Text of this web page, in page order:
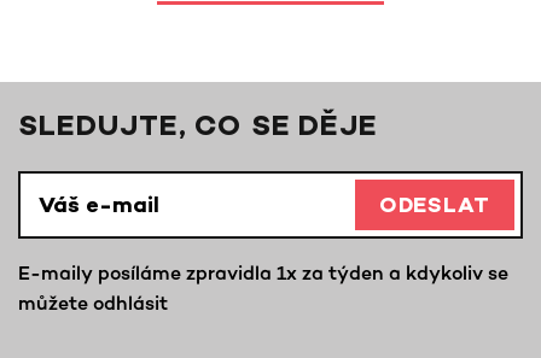
SLEDUJTE, CO SE DĚJE
ODESLAT
E-maily posíláme zpravidla 1x za týden a kdykoliv se
můžete odhlásit